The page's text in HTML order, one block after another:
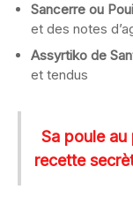
Sancerre ou
et des notes
Assyrtiko de
et tendus
Sa poule
recette